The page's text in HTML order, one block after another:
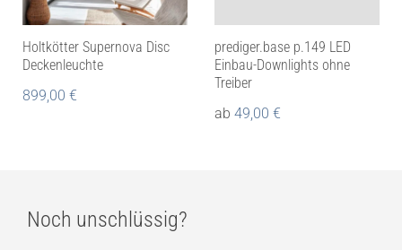
Holtkötter Supernova Disc
Deckenleuchte
899,00 €
prediger.base p.149 LED
Einbau-Downlights ohne
Treiber
ab 49,00 €
Noch unschlüssig?